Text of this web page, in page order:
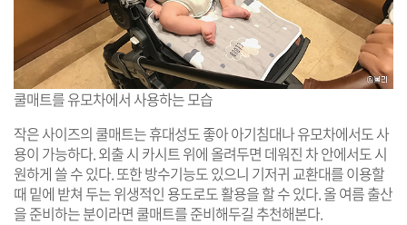
쿨매트를 유모차에서 사용하는 모습
작은 사이즈의 쿨매트는 휴대성도 좋아 아기침대나 유모차에서도 사
용이 가능하다. 외출 시 카시트 위에 올려두면 데워진 차 안에서도 시
원하게 쓸 수 있다. 또한 방수기능도 있으니 기저귀 교환대를 이용할
때 밑에 받쳐 두는 위생적인 용도로도 활용을 할 수 있다. 올 여름 출산
을 준비하는 분이라면 쿨매트를 준비해두길 추천해본다.